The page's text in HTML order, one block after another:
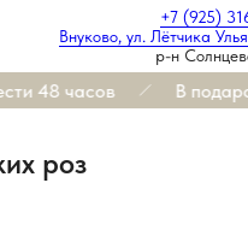
+7 (925)
Внуково, ул. Лётчика
р-н
48 часов В
роз